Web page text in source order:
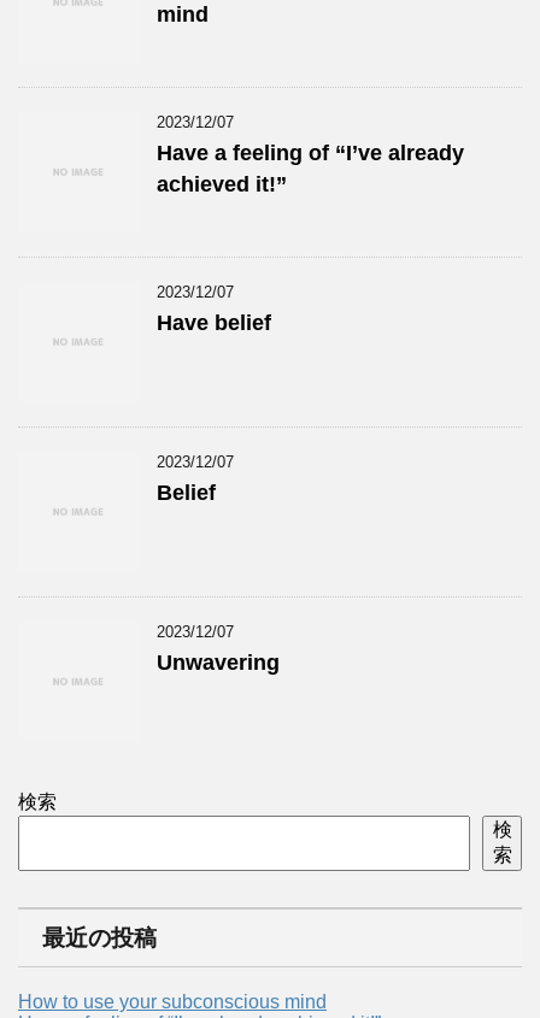
mind
2023/12/07
Have a feeling of “I’ve already
achieved it!”
2023/12/07
Have belief
2023/12/07
Belief
2023/12/07
Unwavering
検索
検
索
最近の投稿
How to use your subconscious mind